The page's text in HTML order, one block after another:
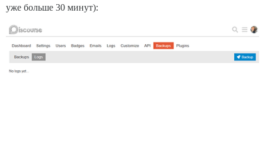
уже больше 30 минут):